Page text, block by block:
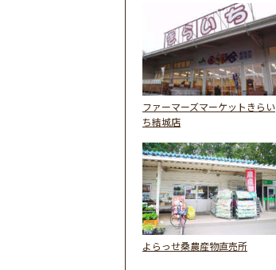
ファーマーズマーケットきらい
ち結城店
よらっせ桑農産物直売所